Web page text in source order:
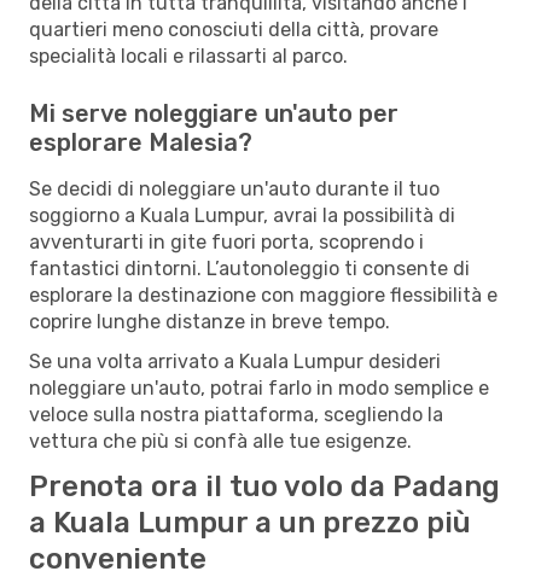
quartieri meno conosciuti della città, provare
specialità locali e rilassarti al parco.
Mi serve noleggiare un'auto per
esplorare Malesia?
Se decidi di noleggiare un'auto durante il tuo
soggiorno a Kuala Lumpur, avrai la possibilità di
avventurarti in gite fuori porta, scoprendo i
fantastici dintorni. L’autonoleggio ti consente di
esplorare la destinazione con maggiore flessibilità e
coprire lunghe distanze in breve tempo.
Se una volta arrivato a Kuala Lumpur desideri
noleggiare un'auto, potrai farlo in modo semplice e
veloce sulla nostra piattaforma, scegliendo la
vettura che più si confà alle tue esigenze.
Prenota ora il tuo volo da Padang
a Kuala Lumpur a un prezzo più
conveniente